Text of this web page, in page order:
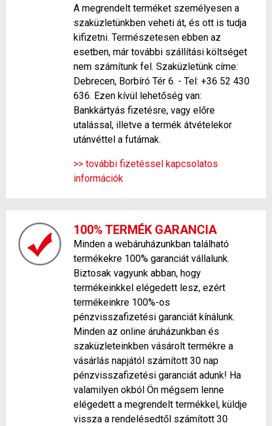
A megrendelt terméket személyesen a
szaküzletünkben veheti át, és ott is tudja
kifizetni. Természetesen ebben az
esetben, már további szállítási költséget
nem számítunk fel. Szaküzletünk címe:
Debrecen, Borbíró Tér 6. - Tel: +36 52 430
636. Ezen kívül lehetőség van:
Bankkártyás fizetésre, vagy előre
utalással, illetve a termék átvételekor
utánvéttel a futárnak.
>> további fizetéssel kapcsolatos
információk
100% TERMÉK GARANCIA
Minden a webáruházunkban található
termékekre 100% garanciát vállalunk.
Biztosak vagyunk abban, hogy
termékeinkkel elégedett lesz, ezért
termékeinkre 100%-os
pénzvisszafizetési garanciát kínálunk.
Minden az online áruházunkban és
szaküzleteinkben vásárolt termékre a
vásárlás napjától számított 30 nap
pénzvisszafizetési garanciát adunk! Ha
valamilyen okból Ön mégsem lenne
elégedett a megrendelt termékkel, küldje
vissza a rendelésedtől számított 30